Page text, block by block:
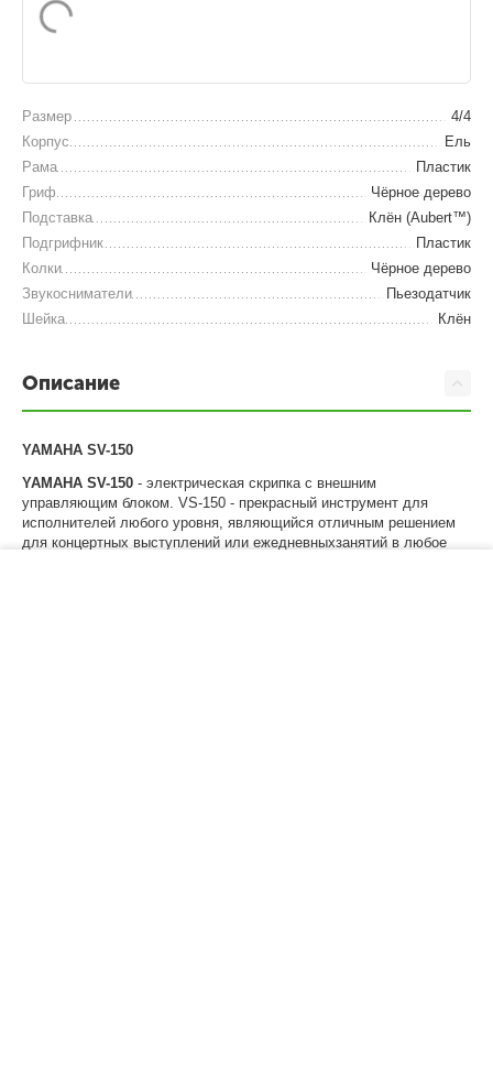
Размер
4/4
Корпус
Ель
Рама
Пластик
Гриф
Чёрное дерево
Подставка
Клён (Aubert™)
Подгрифник
Пластик
Колки
Чёрное дерево
Звукосниматели
Пьезодатчик
Шейка
Клён
Описание
YAMAHA SV-150
YAMAHA SV-150 - электрическая скрипка с внешним
управляющим блоком. VS-150 - прекрасный инструмент для
исполнителей любого уровня, являющийся отличным решением
для концертных выступлений или ежедневныхзанятий в любое